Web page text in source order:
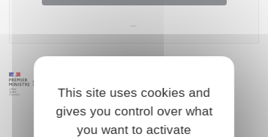
This site uses cookies and
gives you control over what
you want to activate